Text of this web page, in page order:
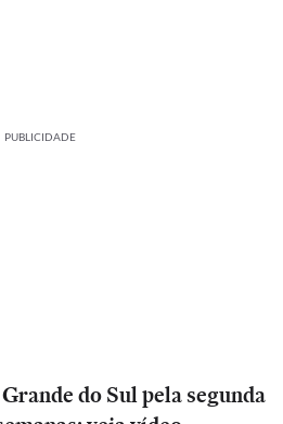
PUBLICIDADE
do Sul pela segunda